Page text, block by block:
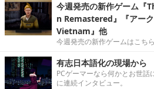
今週発売の新作ゲーム
n Remastered』『アー
Vietnam』他
今週発売の新作ゲームはこちら
有志日本語化の現場から
PCゲーマーなら何かとお世
に連続インタビュー。